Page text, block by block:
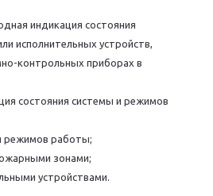
индикация состояния
исполнительных устройств,
контрольных приборах в
состояния системы и режимов
режимов работы;
зонами;
устройствами.